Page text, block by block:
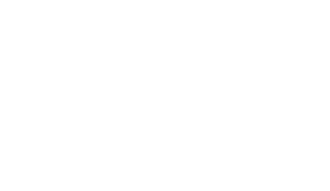
– TOYS WITH STORIES®️